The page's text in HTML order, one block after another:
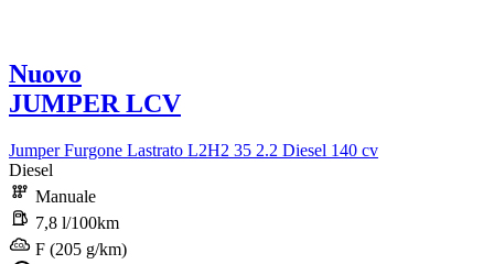
Nuovo
JUMPER LCV
Jumper Furgone Lastrato L2H2 35 2.2 Diesel 140 cv
Diesel
Manuale
7,8 l/100km
F (205 g/km)